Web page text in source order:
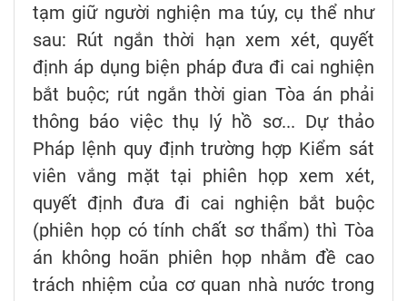
tạm giữ người nghiện ma túy, cụ thể như
sau: Rút ngắn thời hạn xem xét, quyết
định áp dụng biện pháp đưa đi cai nghiện
bắt buộc; rút ngắn thời gian Tòa án phải
thông báo việc thụ lý hồ sơ... Dự thảo
Pháp lệnh quy định trường hợp Kiểm sát
viên vắng mặt tại phiên họp xem xét,
quyết định đưa đi cai nghiện bắt buộc
(phiên họp có tính chất sơ thẩm) thì Tòa
án không hoãn phiên họp nhằm đề cao
trách nhiệm của cơ quan nhà nước trong